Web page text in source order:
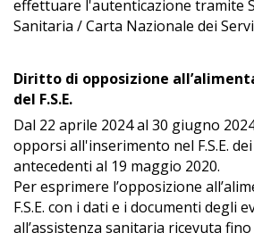
effettuare l'autenticazione tramite
Sanitaria / Carta Nazionale dei
Diritto di opposizione
del F.S.E.
Dal 22 aprile 2024 al 30 giugno
opporsi all'inserimento nel F.S.E.
antecedenti al 19 maggio 2020.
Per esprimere l’opposizione
F.S.E. con i dati e i documenti degli
all’assistenza sanitaria ricevuta